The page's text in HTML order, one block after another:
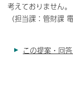
考えておりません。
（担当課：管財課
この提案・回